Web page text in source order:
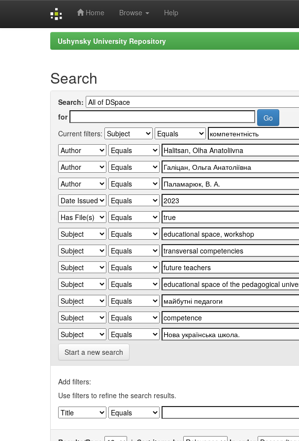
Home Browse Help
Ushynsky University Repository
Search
Search:
for
Current filters:
Start a new search
Add filters:
Use filters to refine the search results.